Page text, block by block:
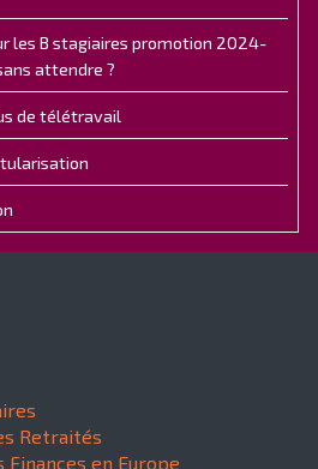
les B stagiaires promotion 2024-
attendre ?
de télétravail
Retraités
en Europe